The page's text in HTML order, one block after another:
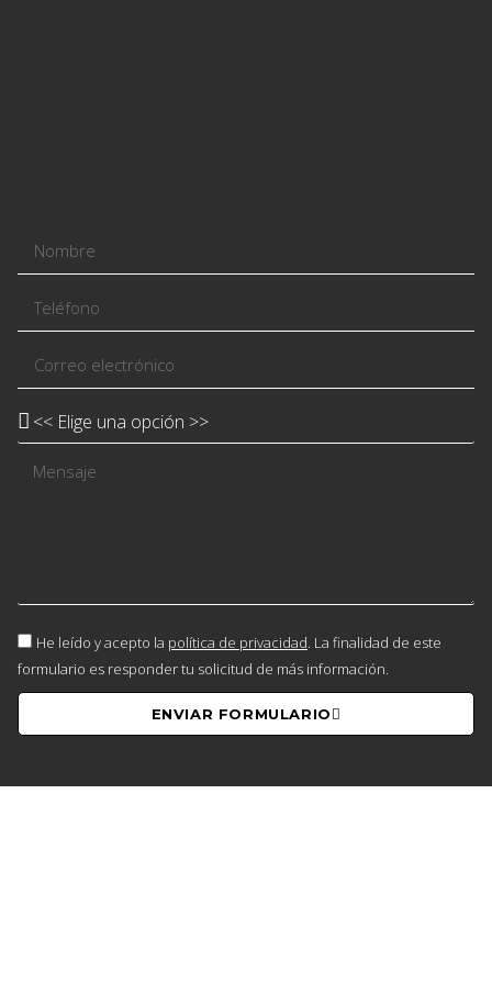
He leído y acepto la política de privacidad. La finalidad de este
formulario es responder tu solicitud de más información.
ENVIAR FORMULARIO